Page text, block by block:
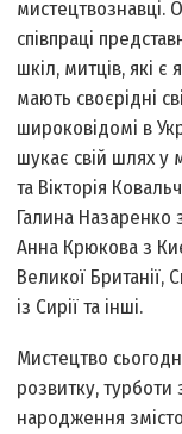
мистецтвознавці.
співпраці
шкіл, митців, які
мають своєрідні
широковідомі в
шукає свій шлях у
та Вікторія
Галина Назаренко
Анна Крюкова з
Великої Британії,
із Сирії та інші.
Мистецтво
розвитку, турботи
народження